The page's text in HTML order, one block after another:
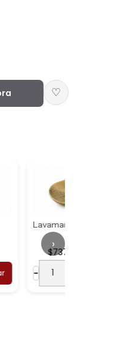
♡
Lavamanos Ovalado...
$737.900COP
Agregar
›